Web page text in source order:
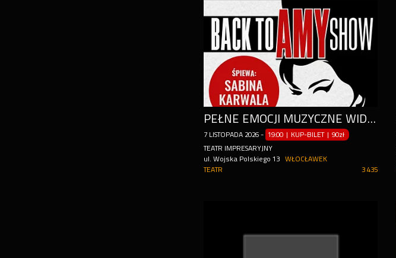
PEŁNE EMOCJI MUZYCZNE WIDOWISKO INSPIROWANE TWÓRCZOŚCIĄ AMY WINEHOUSE
7 LISTOPADA 2026 - 19:00 | KUP-BILET | 90zł
TEATR IMPRESARYJNY
ul. Wojska Polskiego 13
WŁOCŁAWEK
3 435
TEATR